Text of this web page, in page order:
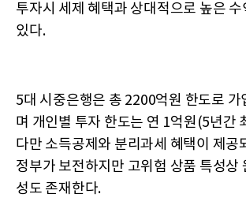
투자시 세제 혜택과 상대적으로 높은
있다.
5대 시중은행은 총 2200억원 한도로 가
며 개인별 투자 한도는 연 1억원(5년간
다만 소득공제와 분리과세 혜택이 제공
정부가 보전하지만 고위험 상품 특성상
성도 존재한다.